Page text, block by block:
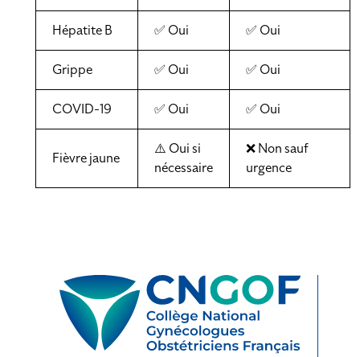
Hépatite B ✅ Oui ✅ Oui
Grippe ✅ Oui ✅ Oui
COVID-19 ✅ Oui ✅ Oui
Fièvre jaune
⚠️ Oui si
nécessaire
❌ Non sauf
urgence